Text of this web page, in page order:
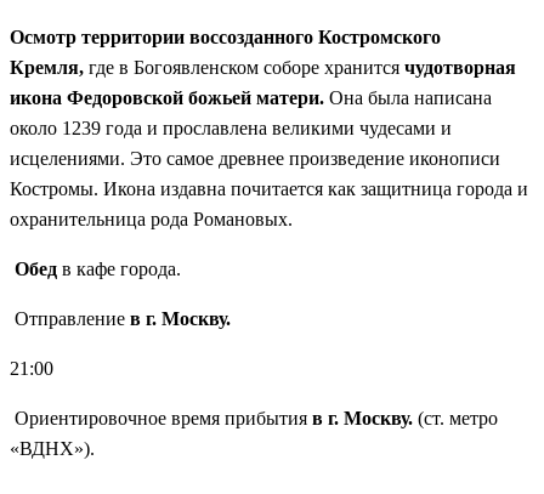
Осмотр территории воссозданного Костромского
Кремля, где в Богоявленском соборе хранится чудотворная
икона Федоровской божьей матери. Она была написана
около 1239 года и прославлена великими чудесами и
исцелениями. Это самое древнее произведение иконописи
Костромы. Икона издавна почитается как защитница города и
охранительница рода Романовых.
Обед в кафе города.
Отправление в г. Москву.
21:00
Ориентировочное время прибытия в г. Москву. (ст. метро
«ВДНХ»).